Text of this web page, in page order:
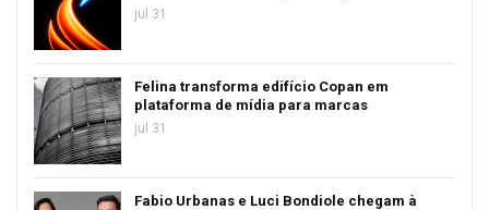
jul 31
Felina transforma edifício Copan em
plataforma de mídia para marcas
jul 31
Fabio Urbanas e Luci Bondiole chegam à